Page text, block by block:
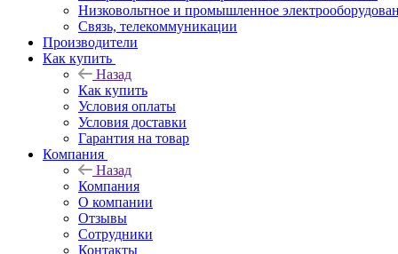
Низковольтное и промышленное
Связь, телекоммуникации
Производители
Как купить
Назад
Как купить
Условия оплаты
Условия доставки
Гарантия на товар
Компания
Назад
Компания
О компании
Отзывы
Сотрудники
Контакты